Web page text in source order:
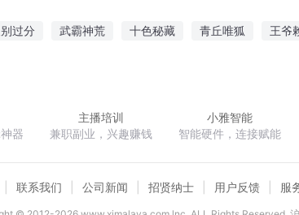
过分 武霸神荒 十色秘藏 青丘唯狐 王爷
器
主播培训
兼职副业，兴趣赚钱
小雅智能
智能硬件，连接赋能
联系我们 公司新闻 招贤纳士 用户反馈 服